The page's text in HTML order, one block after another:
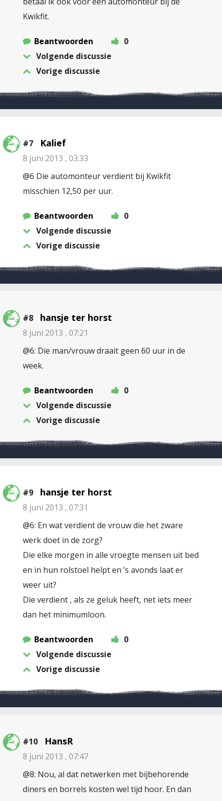
Kwikfit.
Beantwoorden
0
Volgende discussie
Vorige discussie
#7 Kalief
8 juni 2013 , 03:33
@6 Die automonteur verdient bij Kwikfit
misschien 12,50 per uur.
Beantwoorden
0
Volgende discussie
Vorige discussie
#8 hansje ter horst
8 juni 2013 , 07:21
@6: Die man/vrouw draait geen 60 uur in de
week.
Beantwoorden
0
Volgende discussie
Vorige discussie
#9 hansje ter horst
8 juni 2013 , 07:31
@6: En wat verdient de vrouw die het zware
werk doet in de zorg?
Die elke morgen in alle vroegte mensen uit bed
en in hun rolstoel helpt en ’s avonds laat er
weer uit?
Die verdient , als ze geluk heeft, net iets meer
dan het minimumloon.
Beantwoorden
0
Volgende discussie
Vorige discussie
#10 HansR
8 juni 2013 , 07:47
@8: Nou, al dat netwerken met bijbehorende
diners en borrels kosten wel tijd hoor. En dan